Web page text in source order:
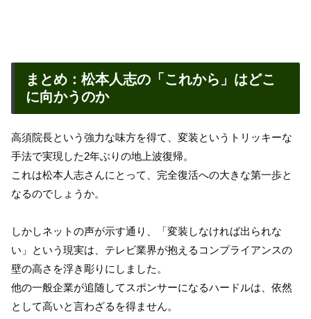
まとめ：松本人志の「これから」はどこ
に向かうのか
高須院長という強力な味方を得て、変装というトリッキーな
手法で実現した2年ぶりの地上波復帰。
これは松本人志さんにとって、完全復活への大きな第一歩と
なるのでしょうか。
しかしネットの声が示す通り、「変装しなければ出られな
い」という現実は、テレビ業界が抱えるコンプライアンスの
壁の高さを浮き彫りにしました。
他の一般企業が追随してスポンサーになるハードルは、依然
として高いと言わざるを得ません。